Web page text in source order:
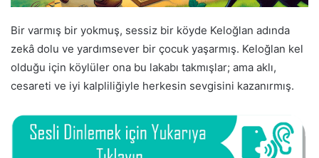
Bir varmış bir yokmuş, sessiz bir köyde Keloğlan adında
zekâ dolu ve yardımsever bir çocuk yaşarmış. Keloğlan kel
olduğu için köylüler ona bu lakabı takmışlar; ama aklı,
cesareti ve iyi kalpliliğiyle herkesin sevgisini kazanırmış.